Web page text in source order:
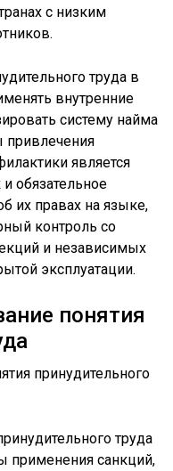
с низким
труда в
внутренние
систему найма
привлечения
является
обязательное
их правах на языке,
контроль со
и независимых
эксплуатации.
понятия
труда
применения санкций,